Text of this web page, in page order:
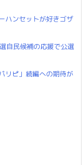
ハンセットが好きゴザ
自民候補の応援で公選
リピ」続編への期待が